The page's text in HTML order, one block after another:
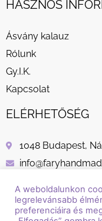
HASZNOS
Ásvány kalauz
Rólunk
Gy.I.K.
Kapcsolat
ELÉRHETŐSÉG
1048 Budapest,
A weboldalunkon
legrelevánsabb
preferenciáira és